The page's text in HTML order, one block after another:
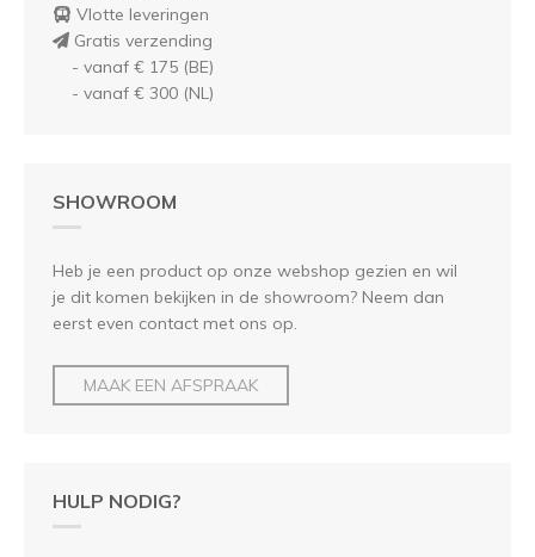
Vlotte leveringen
Gratis verzending
- vanaf € 175 (BE)
- vanaf € 300 (NL)
SHOWROOM
Heb je een product op onze webshop gezien en wil
je dit komen bekijken in de showroom? Neem dan
eerst even contact met ons op.
MAAK EEN AFSPRAAK
HULP NODIG?